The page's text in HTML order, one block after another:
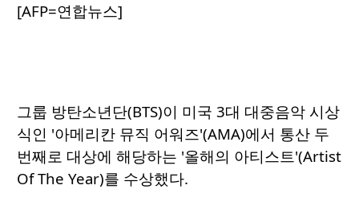
[AFP=연합뉴스]
그룹 방탄소년단(BTS)이 미국 3대 대중음악 시상
식인 '아메리칸 뮤직 어워즈'(AMA)에서 통산 두
번째로 대상에 해당하는 '올해의 아티스트'(Artist
Of The Year)를 수상했다.